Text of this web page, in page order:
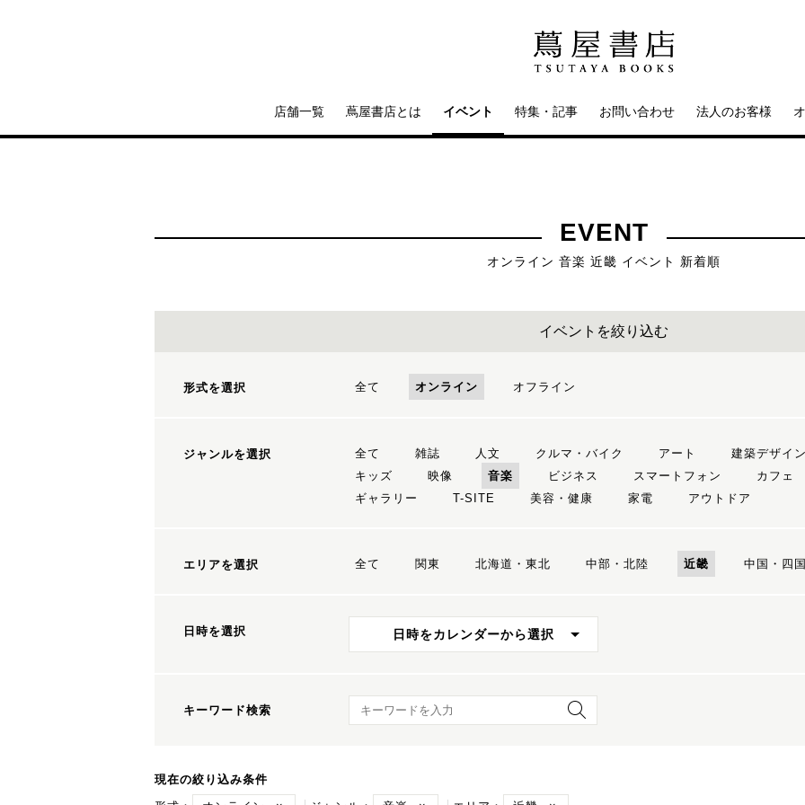
店舗一覧 蔦屋書店とは イベント 特集・記事 お問い合わせ 法人のお客様
EVENT
オンライン 音楽 近畿 イベント 新着順
イベントを絞り込む
形式を選択 全て オンライン オフライン
ジャンルを選択 全て 雑誌 人文 クルマ・バイク アート 建築デザイン
キッズ
映像 音楽 ビジネス スマートフォン カフェ
ギャラリー
T-SITE 美容・健康 家電 アウトドア
エリアを選択 全て 関東 北海道・東北 中部・北陸 近畿 中国・四国
日時を選択 日時をカレンダーから選択
キーワード検索 キーワード検索
現在の絞り込み条件